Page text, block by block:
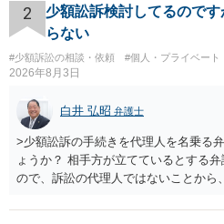
し、やむを得ず、返還金23万円及び
を求める民事訴訟、支払督促その他必
す。 その際には、訴訟に要する費用
いても併せて請求する予定ですので、
は、貴殿自らが契約を解約したことに
求めるものにすぎません。貴殿の仕入
の内部事情は、私に対する返還義務の
及ぼすものではありません。 これ以
せることなく、誠意をもって速やか
く求めます。 以上
2
少額訟訴検討してるので
らない
#少額訴訟の相談・依頼 #個人・プライベート
2026年8月3日
白井 弘昭 弁護士
>少額訟訴の手続きを代理人を名乗る
ょうか？ 相手方が立てているとする
ので、訴訟の代理人ではないことから
ている場合は、相手方（被告）の住所